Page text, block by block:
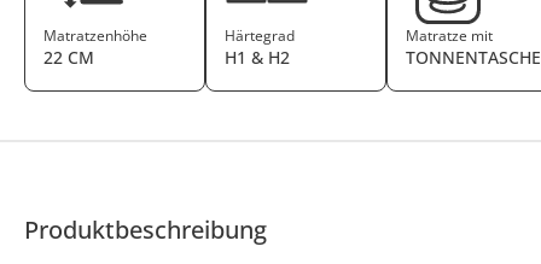
Matratzenhöhe
22 CM
Härtegrad
H1 & H2
Matratze mit
Produktbeschreibung